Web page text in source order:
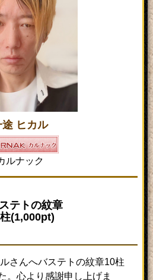
途 ヒカル
ルナック
テトの紋章
(1,000pt)
さんへバステトの紋章10柱
。心より感謝申し上げま